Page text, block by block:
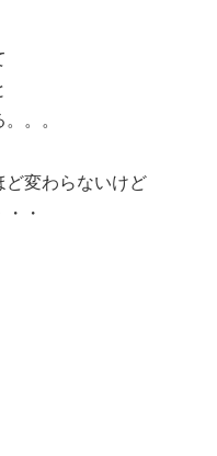
。。
変わらないけど
・